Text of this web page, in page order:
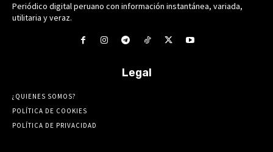
Periódico digital peruano con información instantánea, variada,
utilitaria y veraz.
Legal
¿QUIENES SOMOS?
POLÍTICA DE COOKIES
POLÍTICA DE PRIVACIDAD